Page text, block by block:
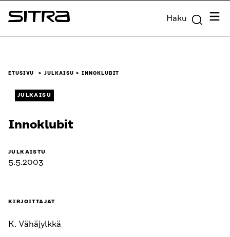
Siirry
suoraan
Sitra Haku
ETUSIVU JULKAISU INNOKLUBIT
JULKAISU
Innoklubit
JULKAISTU
5.5.2003
KIRJOITTAJAT
K. Vähäjylkkä